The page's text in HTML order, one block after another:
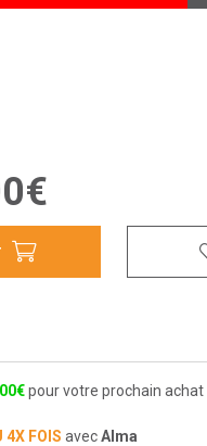
€
00€pour votre prochain achat
4X FOIS avecAlma